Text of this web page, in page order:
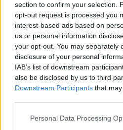
section to confirm your selection.
opt-out request is processed you
interest-based ads based on
us or personal information
your opt-out. You may separately
disclosure of your personal
IAB’s list of downstream
also be disclosed by us to third
Downstream Participants that
Personal Data Processing
5.8.2026 20:13 (ČTK)
zajištěním zvířat celníkům pomohly
ostravské zahradě také papoušci
tiskové zprávě nawebucelníků to
Martina Kaňková. Případem se
Island vyhostí aktivisty bojující
pronásledovali velrybáře